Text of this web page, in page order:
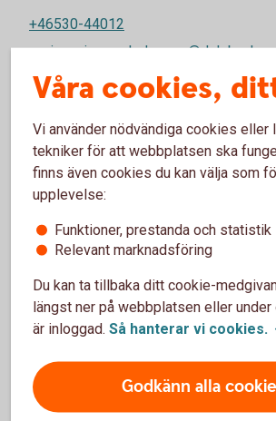
+46530-44012
regina.ericsson.holmgren@dalsbank.se
Företag
Våra cookies,
Vi använder nödvändiga cookies eller
tekniker för att webbplatsen ska
finns även cookies du kan välja som
upplevelse:
Funktioner, prestanda och statistik
Relevant marknadsföring
Du kan ta tillbaka ditt cookie-
längst ner på webbplatsen eller under
är inloggad. Så hanterar vi cookies.
Godkänn alla